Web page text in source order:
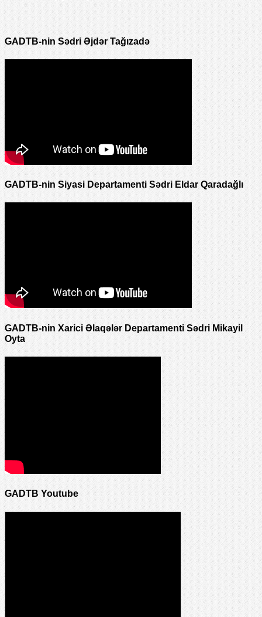
GADTB-nin Sədri Əjdər Tağızadə
GADTB-nin Siyasi Departamenti Sədri Eldar Qaradağlı
GADTB-nin Xarici Əlaqələr Departamenti Sədri Mikayil
Oyta
GADTB Youtube